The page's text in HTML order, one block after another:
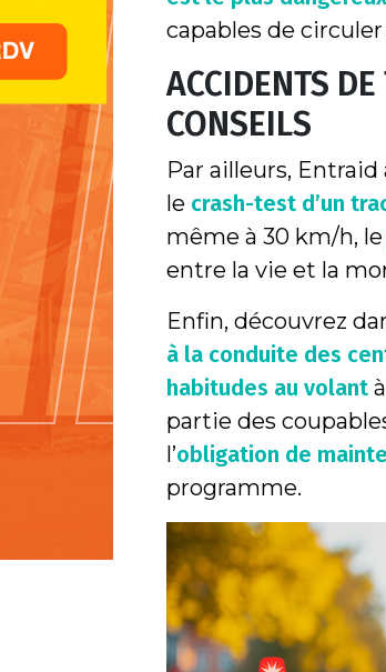
capables de
ACCIDENTS
CONSEILS
Par ailleurs,
le crash-test d’un
même à 30 km/h, le
entre la vie et la
Enfin, découvrez
à la conduite des
habitudes au volant
partie des
l’obligation de
programme.